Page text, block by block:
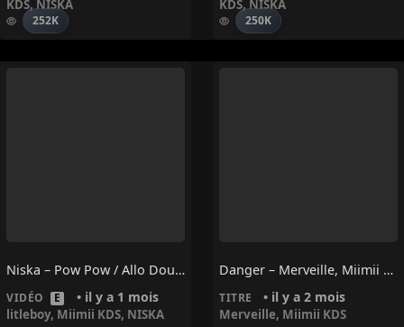
KDS,NISKA
252K
KDS,NISKA
250K
Niska – Pow Pow / Allo Doudou Feat. Miimii Kds X Litleboy
VIDÉO E • il y a 1 mois
litleboy, Miimii KDS, NISKA
Danger – Merveille, Miimii KDS
TITRE • il y a 2 mois
Merveille, Miimii KDS